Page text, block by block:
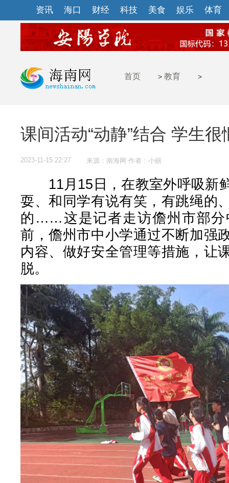
资讯 海口 财经 科技 美食 娱乐 体育
首页 > 教育 >
课间活动“动静”结合 学生很
2023-11-15 22:27 来源：南海网 作者：小丽
11月15日，在教室外呼吸新
耍、和同学有说有笑，有跳绳的
的……这是记者走访儋州市部分
前，儋州市中小学通过不断加强
内容、做好安全管理等措施，让
脱。